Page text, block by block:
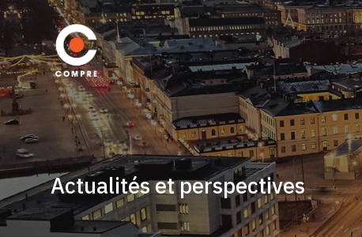
Actualités et perspectives